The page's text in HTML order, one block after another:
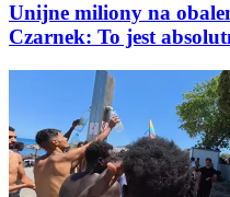
Unijne miliony na
Czarnek: To jest